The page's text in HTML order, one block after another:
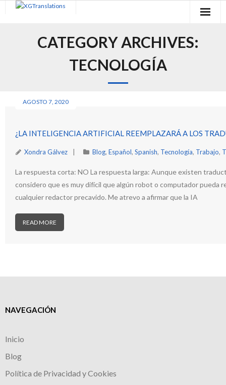
CATEGORY ARCHIVES:
TECNOLOGÍA
¿LA INTELIGENCIA ARTIFICIAL REEMPLAZARÁ A LOS
AGOSTO 7, 2020
Xondra Gálvez Blog, Español, Spanish, Tecnología, Trabajo,
La respuesta corta: NO La respuesta larga: Aunque existen
considero que es muy difícil que algún robot o computador pueda
cualquier redactor precavido. Me atrevo a afirmar que la IA
READ MORE
NAVEGACIÓN
Inicio
Blog
Política de Privacidad y Cookies